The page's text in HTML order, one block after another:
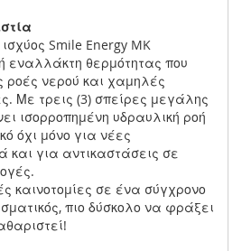
Smile Energy MK
εναλλάκτη θερµότητας που
νερού και χαµηλές
Με τρεις (3) σπείρες µεγάλης
ισορροπηµένη υδραυλική ροή
όχι µόνο για νέες
για αντικαστάσεις σε
καινοτοµίες σε ένα σύγχρονο
πιο δύσκολο να φράξει